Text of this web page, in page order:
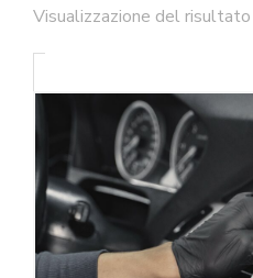
Visualizzazione del risultato